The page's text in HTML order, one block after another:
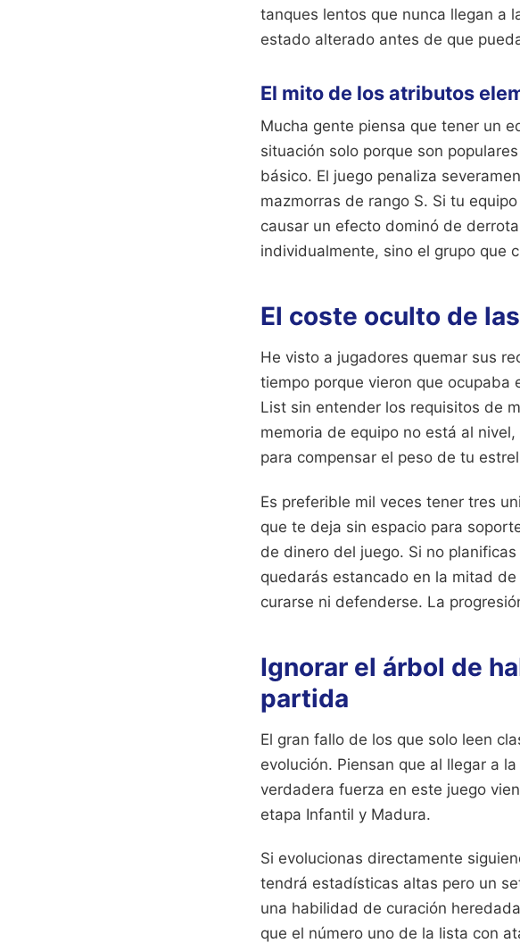
tanques lentos que nunca llegan a
estado alterado antes de que
El mito de los atributos
Mucha gente piensa que tener un
situación solo porque son
básico. El juego penaliza
mazmorras de rango S. Si tu
causar un efecto dominó de
individualmente, sino el grupo que
El coste oculto de
He visto a jugadores quemar sus
tiempo porque vieron que ocupaba
List sin entender los requisitos de
memoria de equipo no está al
para compensar el peso de tu
Es preferible mil veces tener tres
que te deja sin espacio para
de dinero del juego. Si no
quedarás estancado en la mitad
curarse ni defenderse. La
Ignorar el árbol de
partida
El gran fallo de los que solo leen
evolución. Piensan que al llegar a
verdadera fuerza en este juego
etapa Infantil y Madura.
Si evolucionas directamente
tendrá estadísticas altas pero un
una habilidad de curación
que el número uno de la lista con